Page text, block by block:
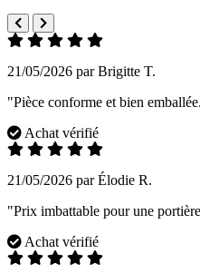
21/05/2026 par Brigitte T.
"Pièce conforme et bien
Achat vérifié
21/05/2026 par Élodie R.
"Prix imbattable pour une
Achat vérifié